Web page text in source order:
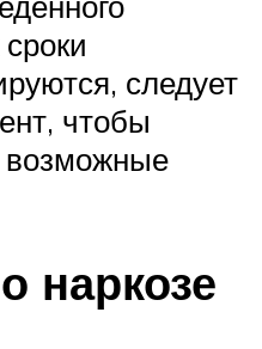
следует
чтобы
возможные
наркозе